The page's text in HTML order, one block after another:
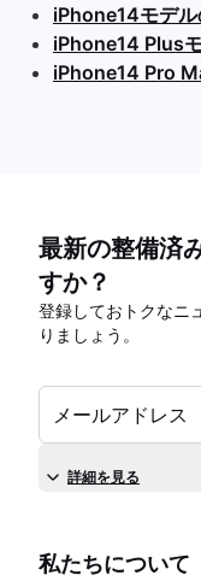
iPhone14モデ
iPhone14 Plus
iPhone14 Pro
最新の整備済
すか？
登録しておトクなニ
りましょう。
メールアドレス
詳細を見る
私たちについて